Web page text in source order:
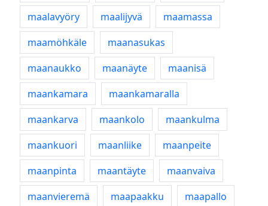
maalavyöry
maalijyvä
maamassa
maamöhkäle
maanasukas
maanaukko
maanäyte
maanisä
maankamara
maankamaralla
maankarva
maankolo
maankulma
maankuori
maanliike
maanpeite
maanpinta
maantäyte
maanvaiva
maanvieremä
maapaakku
maapallo